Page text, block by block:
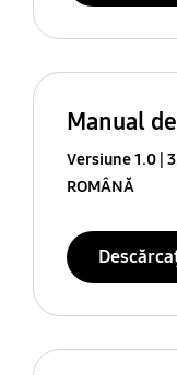
Manual
Versiune 1.0
ROMÂNĂ